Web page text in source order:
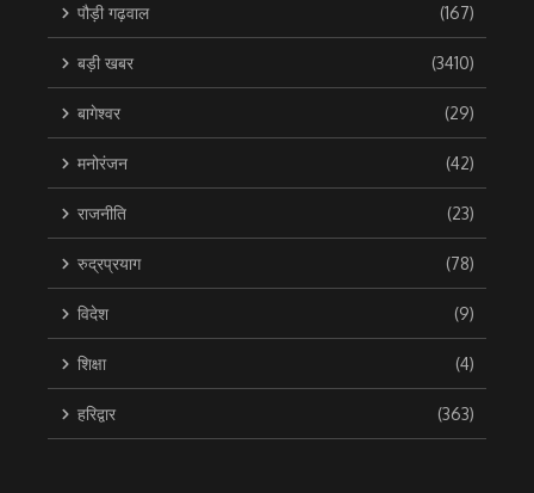
पौड़ी गढ़वाल (167)
बड़ी खबर (3410)
बागेश्वर (29)
मनोरंजन (42)
राजनीति (23)
रुद्रप्रयाग (78)
विदेश (9)
शिक्षा (4)
हरिद्वार (363)